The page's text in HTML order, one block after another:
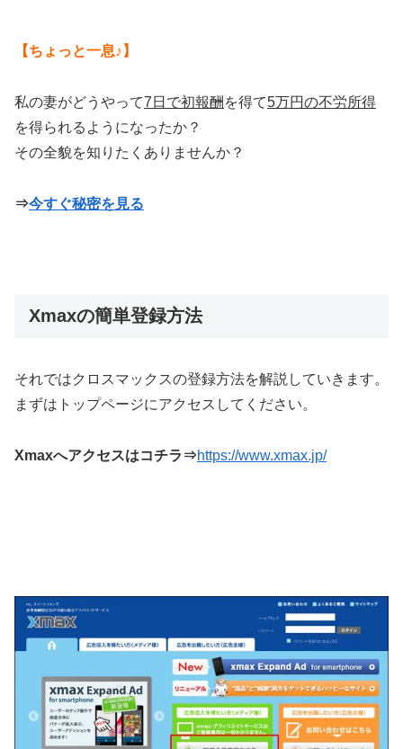
【ちょっと一息♪】
私の妻がどうやって7日で初報酬 を得て5万円の不労所得
を得られるようになったか？
その全貌を知りたくありませんか？
⇒今すぐ秘密を見る
Xmaxの簡単登録方法
それではクロスマックスの登録方法を解説していきます。
まずはトップページにアクセスしてください。
Xmaxへアクセスはコチラ⇒https://www.xmax.jp/